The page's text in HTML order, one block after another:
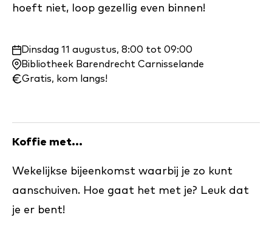
hoeft niet, loop gezellig even binnen!
Waar
en
wanneer:
Dinsdag 11 augustus, 8:00 tot 09:00
Bibliotheek Barendrecht Carnisselande
Gratis, kom langs!
Koffie met...
Wekelijkse bijeenkomst waarbij je zo kunt
aanschuiven. Hoe gaat het met je? Leuk dat
je er bent!